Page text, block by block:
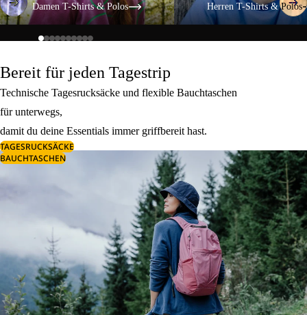
Damen T-Shirts & Polos Herren T-Shirts & Polos
Bereit für jeden Tagestrip
Technische Tagesrucksäcke und flexible Bauchtaschen
für unterwegs,
damit du deine Essentials immer griffbereit hast.
TAGESRUCKSÄCKE
BAUCHTASCHEN